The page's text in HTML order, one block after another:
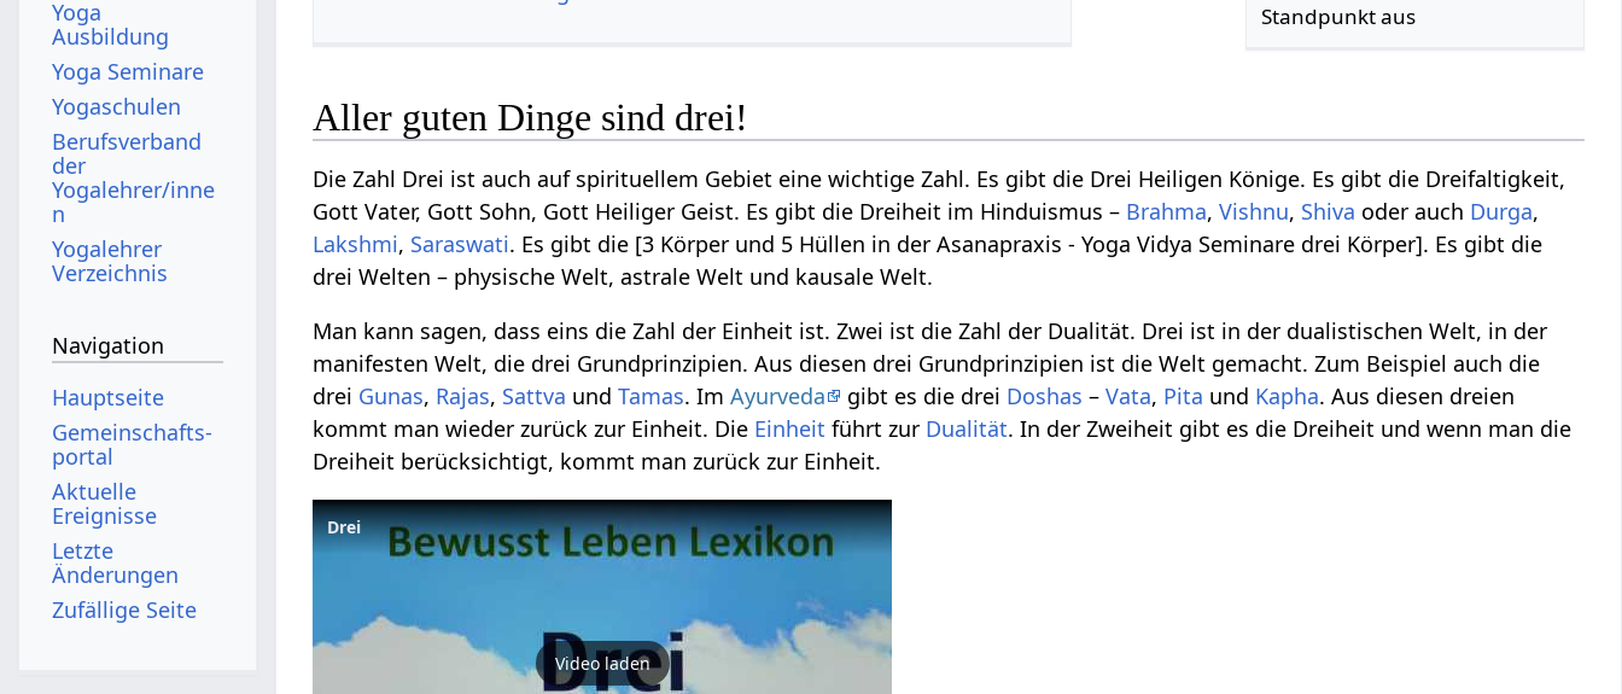
Standpunkt aus
Aller guten Dinge sind drei!
Die Zahl Drei ist auch auf spirituellem Gebiet eine wichtige Zahl. Es gibt die Drei Heiligen Könige. Es gibt die Dreifaltigkeit,
Gott Vater, Gott Sohn, Gott Heiliger Geist. Es gibt die Dreiheit im Hinduismus – Brahma,Vishnu, Shiva oder auch Durga,
Lakshmi, Saraswati. Es gibt die [3 Körper und 5 Hüllen in der Asanapraxis - Yoga Vidya Seminare drei Körper]. Es gibt die
drei Welten – physische Welt, astrale Welt und kausale Welt.
Man kann sagen, dass eins die Zahl der Einheit ist. Zwei ist die Zahl der Dualität. Drei ist in der dualistischen Welt, in der
manifesten Welt, die drei Grundprinzipien. Aus diesen drei Grundprinzipien ist die Welt gemacht. Zum Beispiel auch die
drei Gunas, Rajas, Sattva undTamas. ImAyurveda gibt es die drei Doshas –Vata, Pita und Kapha. Aus diesen dreien
kommt man wieder zurück zur Einheit. Die Einheit führt zur Dualität. In der Zweiheit gibt es die Dreiheit und wenn man die
Dreiheit berücksichtigt, kommt man zurück zur Einheit.
Drei‏‎
Video laden
Yoga
Ausbildung
Yoga Seminare
Yogaschulen
Berufsverband
der
Yogalehrer/inne
n
Yogalehrer
Verzeichnis
Navigation
Hauptseite
Gemeinschafts­
portal
Aktuelle
Ereignisse
Letzte
Änderungen
Zufällige Seite